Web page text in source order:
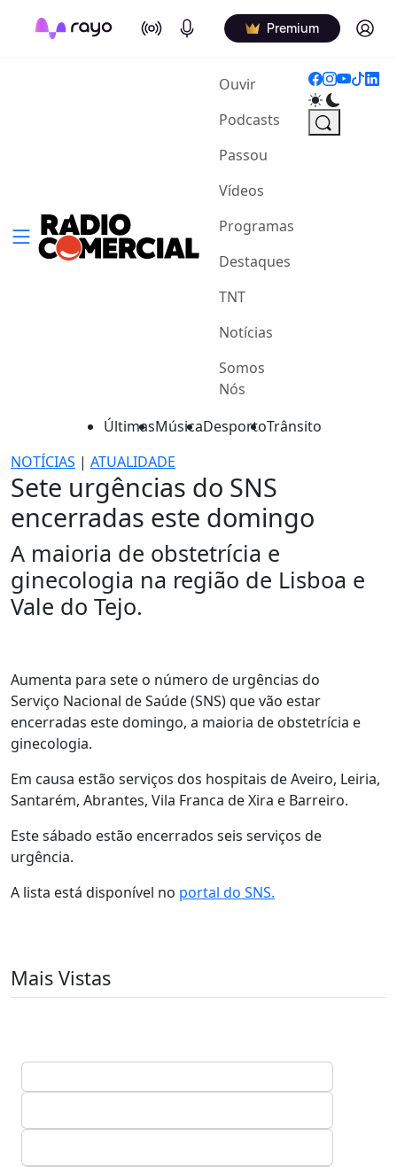
On Air Podcasts Premium Log in
Ouvir(current)
Podcasts
Passou
Vídeos
Programas
Destaques
TNT
Notícias
Somos
Nós
ÚltimasMúsicaDesportoTrânsito
NOTÍCIAS | ATUALIDADE
Sete urgências do SNS
encerradas este domingo
A maioria de obstetrícia e
ginecologia na região de Lisboa e
Vale do Tejo.
Aumenta para sete o número de urgências do
Serviço Nacional de Saúde (SNS) que vão estar
encerradas este domingo, a maioria de obstetrícia e
ginecologia.
Em causa estão serviços dos hospitais de Aveiro, Leiria,
Santarém, Abrantes, Vila Franca de Xira e Barreiro.
Este sábado estão encerrados seis serviços de
urgência.
A lista está disponível no portal do SNS.
Mais Vistas